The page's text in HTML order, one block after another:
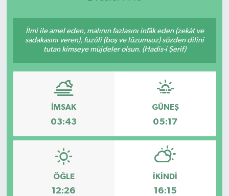
İlmi ile amel eden, malının fazlasını infâk eden (zekât ve
sadakasını veren), fuzûlî (boş ve lüzumsuz) sözden dilini
tutan kimseye müjdeler olsun. (Hadis-i Şerif)
İMSAK
03:43
GÜNEŞ
05:17
ÖĞLE
12:26
İKINDI
16:15